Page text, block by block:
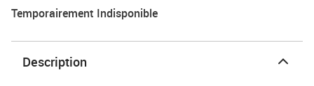
Temporairement Indisponible
Description